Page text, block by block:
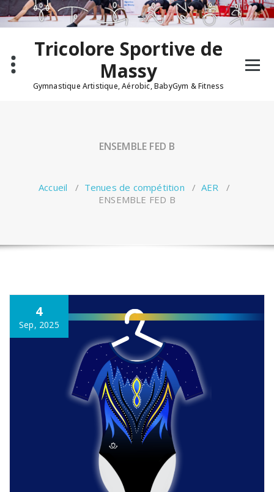
Aller
au
contenu
Tricolore Sportive de
Massy
Gymnastique Artistique, Aérobic, BabyGym & Fitness
ENSEMBLE FED B
Accueil / Tenues de compétition /AER /
ENSEMBLE FED B
4
Sep, 2025